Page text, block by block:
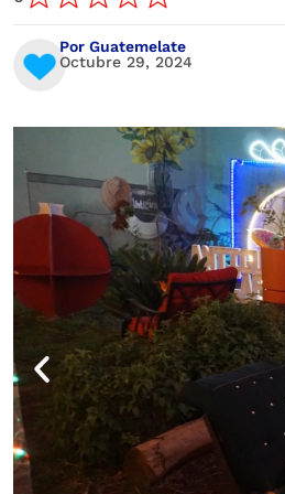
Por Guatemelate
Octubre 29, 2024